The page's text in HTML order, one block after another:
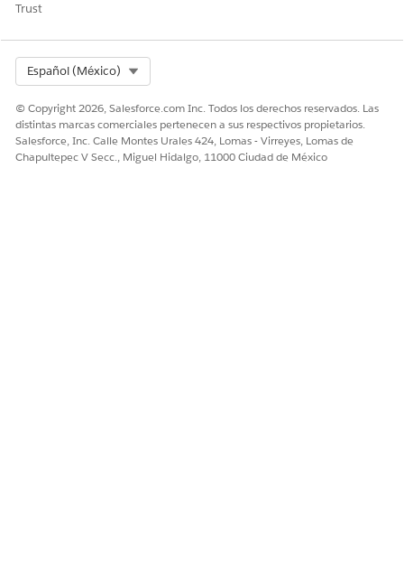
Trust
Español (México)
© Copyright 2026, Salesforce.com Inc. Todos los derechos reservados. Las
distintas marcas comerciales pertenecen a sus respectivos propietarios.
Salesforce, Inc. Calle Montes Urales 424, Lomas - Virreyes, Lomas de
Chapultepec V Secc., Miguel Hidalgo, 11000 Ciudad de México